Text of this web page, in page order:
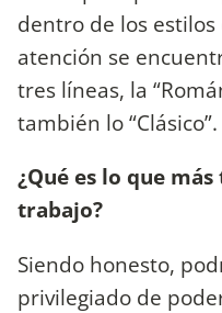
dentro de los
atención se
tres líneas, la
también lo “Clásico”.
¿Qué es lo que
trabajo?
Siendo honesto,
privilegiado de